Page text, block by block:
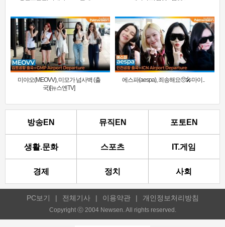
미야오(MEOVV), 미모가 넘사벽 (출
국)[뉴스엔TV]
에스파(aespa), 죄송해요🥺🎤마이..
방송EN 뮤직EN 포토EN
생활.문화 스포츠 IT.게임
경제 정치 사회
PC보기 | 전체기사 | 이용약관 | 개인정보처리방침
Copyright ⓒ 2004 Newsen. All rights reserved.